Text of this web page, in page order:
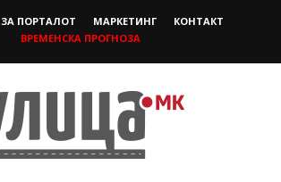
ЗА ПОРТАЛОТ МАРКЕТИНГ
КОНТАКТ
ВРЕМЕНСКА ПРОГНОЗА